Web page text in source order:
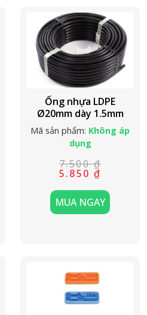
Ống nhựa LDPE
Ø20mm dày 1.5mm
Mã sản phẩm: Không áp
dụng
7.500₫
Giá
gốc
là:
7.500 ₫.
5.850 ₫
Giá
hiện
tại
là:
5.850 ₫.
MUA NGAY